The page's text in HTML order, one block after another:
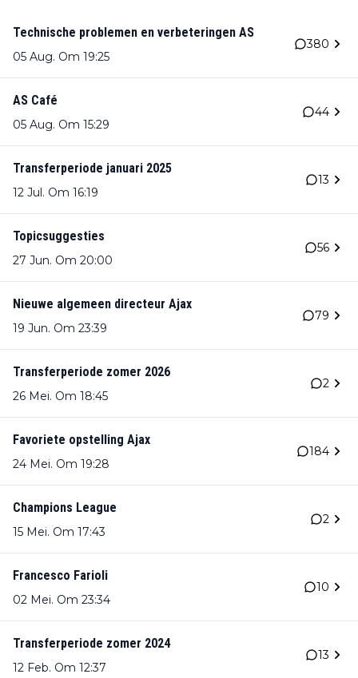
Technische problemen en verbeteringen AS
05 Aug. Om 19:25
380
AS Café
05 Aug. Om 15:29
44
Transferperiode januari 2025
12 Jul. Om 16:19
13
Topicsuggesties
27 Jun. Om 20:00
56
Nieuwe algemeen directeur Ajax
19 Jun. Om 23:39
79
Transferperiode zomer 2026
26 Mei. Om 18:45
2
Favoriete opstelling Ajax
24 Mei. Om 19:28
184
Champions League
15 Mei. Om 17:43
2
Francesco Farioli
02 Mei. Om 23:34
10
Transferperiode zomer 2024
12 Feb. Om 12:37
13